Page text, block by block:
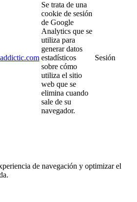
Se trata de una
cookie de sesión
de Google
Analytics que se
utiliza para
generar datos
estadísticos
sobre cómo
utiliza el sitio
web que se
elimina cuando
sale de su
navegador.
Sesión
de navegación y optimizar el